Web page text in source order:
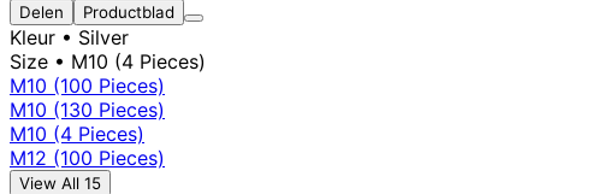
Delen
Productblad
Kleur • Silver
Size • M10 (4 Pieces)
M10 (100 Pieces)
M10 (130 Pieces)
M10 (4 Pieces)
M12 (100 Pieces)
View All 15